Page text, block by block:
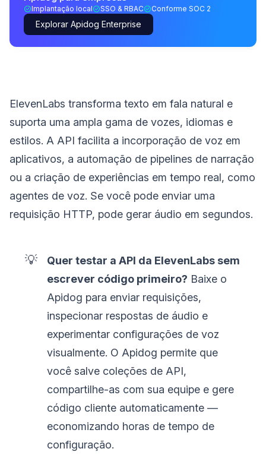
Implantação local SSO & RBAC Conforme SOC 2
Explorar Apidog Enterprise
ElevenLabs transforma texto em fala natural e
suporta uma ampla gama de vozes, idiomas e
estilos. A API facilita a incorporação de voz em
aplicativos, a automação de pipelines de narração
ou a criação de experiências em tempo real, como
agentes de voz. Se você pode enviar uma
requisição HTTP, pode gerar áudio em segundos.
💡
Quer testar a API da ElevenLabs sem
escrever código primeiro? Baixe o
Apidog para enviar requisições,
inspecionar respostas de áudio e
experimentar configurações de voz
visualmente. O Apidog permite que
você salve coleções de API,
compartilhe-as com sua equipe e gere
código cliente automaticamente —
economizando horas de tempo de
configuração.